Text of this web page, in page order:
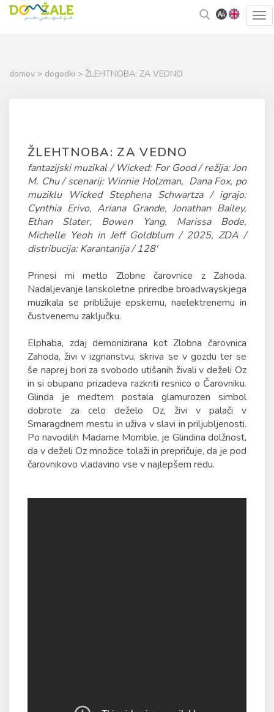
Skoči
na
Kazalo
strani
domov > dogodki > ŽLEHTNOBA: ZA VEDNO
ŽLEHTNOBA: ZA VEDNO
fantazijski muzikal / Wicked: For Good / režija: Jon
M. Chu / scenarij: Winnie Holzman, Dana Fox, po
muziklu Wicked Stephena Schwartza / igrajo:
Cynthia Erivo, Ariana Grande, Jonathan Bailey,
Ethan Slater, Bowen Yang, Marissa Bode,
Michelle Yeoh in Jeff Goldblum / 2025, ZDA /
distribucija: Karantanija / 128'
Prinesi mi metlo Zlobne čarovnice z Zahoda.
Nadaljevanje lanskoletne priredbe broadwayskjega
muzikala se približuje epskemu, naelektrenemu in
čustvenemu zaključku.
Elphaba, zdaj demonizirana kot Zlobna čarovnica
Zahoda, živi v izgnanstvu, skriva se v gozdu ter se
še naprej bori za svobodo utišanih živali v deželi Oz
in si obupano prizadeva razkriti resnico o Čarovniku.
Glinda je medtem postala glamurozen simbol
dobrote za celo deželo Oz, živi v palači v
Smaragdnem mestu in uživa v slavi in priljubljenosti.
Po navodilih Madame Morrible, je Glindina dolžnost,
da v deželi Oz množice tolaži in prepričuje, da je pod
čarovnikovo vladavino vse v najlepšem redu.